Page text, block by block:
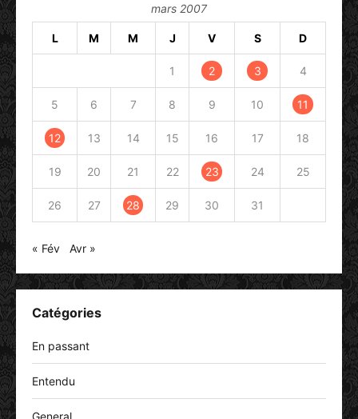
mars 2007
L M M J V S D
1 2 3 4
5 6 7 8 9 10 11
12 13 14 15 16 17 18
19 20 21 22 23 24 25
26 27 28 29 30 31
« Fév Avr »
Catégories
En passant
Entendu
General